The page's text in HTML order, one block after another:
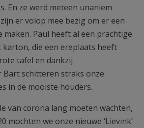
En ze werd meteen unaniem
er volop mee bezig om er een
maken. Paul heeft al een prachtige
die een ereplaats heeft
tafel en dankzij
Bart schitteren straks onze
in de mooiste houders.
van corona lang moeten wachten,
mochten we onze nieuwe ‘Lievink’